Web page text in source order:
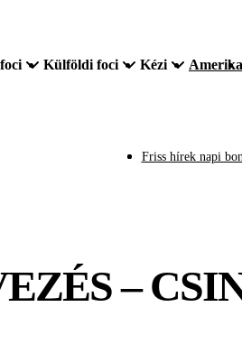
Külföldi foci Kézi Amerika
Friss hírek napi
–